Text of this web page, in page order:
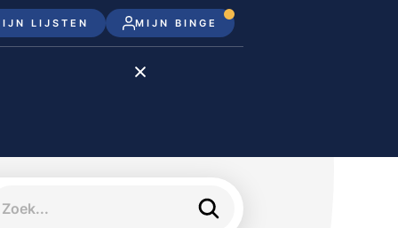
LIJSTEN MIJN BINGE
Disney+